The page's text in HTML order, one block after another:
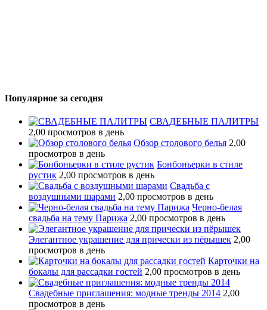
Популярное за сегодня
СВАДЕБНЫЕ ПАЛИТРЫ
2,00 просмотров в день
Обзор столового белья 2,00
просмотров в день
Бонбоньерки в стиле
рустик 2,00 просмотров в день
Свадьба с
воздушными шарами 2,00 просмотров в день
Черно-белая
свадьба на тему Парижа 2,00 просмотров в день
Элегантное украшение для прически из пёрышек 2,00
просмотров в день
Карточки на
бокалы для рассадки гостей 2,00 просмотров в день
Свадебные приглашения: модные тренды 2014 2,00
просмотров в день